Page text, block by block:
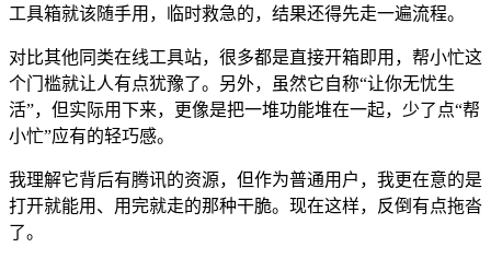
工具箱就该随手用，临时救急的，结果还得先走一遍流程。
对比其他同类在线工具站，很多都是直接开箱即用，帮小忙这
个门槛就让人有点犹豫了。另外，虽然它自称“让你无忧生
活”，但实际用下来，更像是把一堆功能堆在一起，少了点“帮
小忙”应有的轻巧感。
我理解它背后有腾讯的资源，但作为普通用户，我更在意的是
打开就能用、用完就走的那种干脆。现在这样，反倒有点拖沓
了。